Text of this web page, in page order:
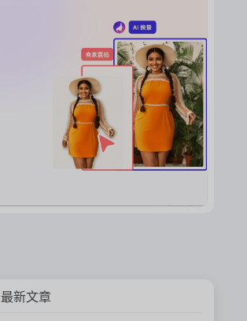
最新文章